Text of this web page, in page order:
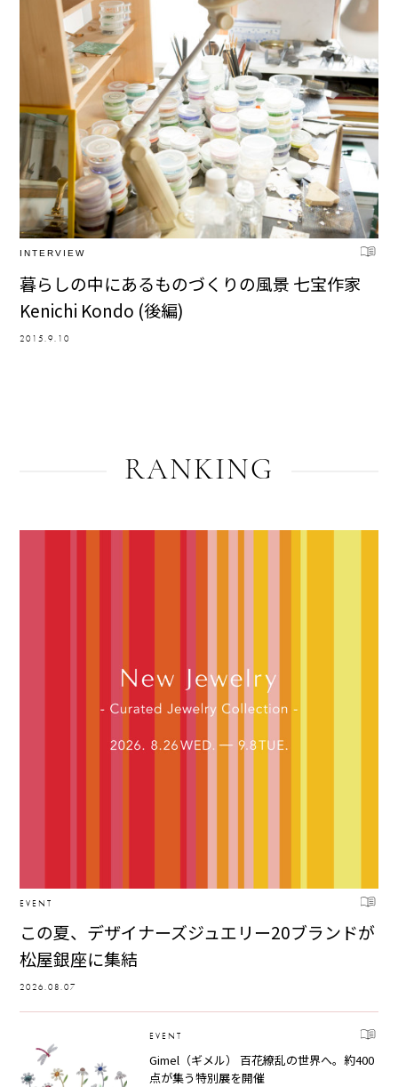
INTERVIEW
暮らしの中にあるものづくりの風景 七宝作家
Kenichi Kondo (後編)
2015.9.10
RANKING
EVENT
この夏、デザイナーズジュエリー20ブランドが
松屋銀座に集結
2026.08.07
EVENT
Gimel（ギメル） 百花繚乱の世界へ。約400
点が集う特別展を開催